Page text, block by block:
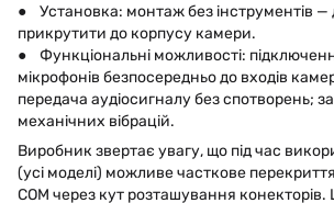
● Установка: монтаж без інструментів —
прикрутити до корпусу камери.
● Функціональні можливості:
мікрофонів безпосередньо до входів
передача аудіосигналу без спотворень;
механічних вібрацій.
Виробник звертає увагу, що під час
(усі моделі) можливе часткове перекриття
COM через кут розташування конекторів.